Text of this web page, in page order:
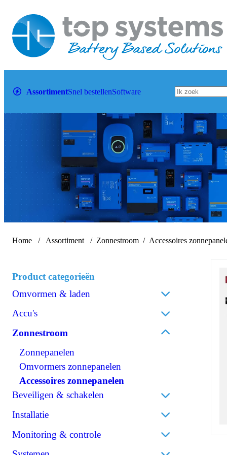
AssortimentSnel bestellenSoftware
Home Assortiment Zonnestroom Accessoires
Product categorieën
Omvormen & laden
Acculaders
Omvormen/laden combi
Omvormen DC/AC
Omvormen DC/DC
120V Producten
IEC/UK Producten
Accu's
Lithium
AGM
Gel
Spiraalcel
Tractie
OPzS
Accessoires accu's
Zonnestroom
Zonnepanelen
Omvormers zonnepanelen
Accessoires zonnepanelen
Beveiligen & schakelen
Omschakelautomaten
Isolatiebewakers
Zekeringen
Installatie
Kabels
Monitoring & controle